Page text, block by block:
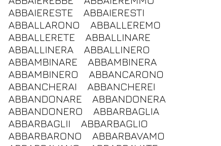
ABBAIERESTE
ABBAIERESTI
ABBALLARONO
ABBALLEREMO
ABBALLERETE
ABBALLINARE
ABBALLINERA
ABBALLINERO
ABBAMBINARE
ABBAMBINERA
ABBAMBINERO
ABBANCARONO
ABBANCHERAI
ABBANCHEREI
ABBANDONARE
ABBANDONERA
ABBANDONERO
ABBARBAGLIA
ABBARBAGLII
ABBARBAGLIO
ABBARBARONO
ABBARBAVAMO